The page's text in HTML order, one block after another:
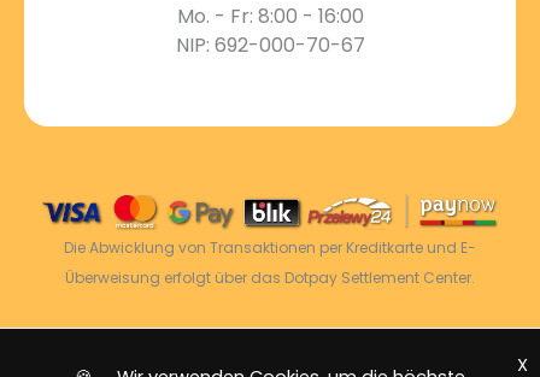
Mo. - Fr: 8:00 - 16:00
NIP: 692-000-70-67
Die Abwicklung von Transaktionen per Kreditkarte und E-
Überweisung erfolgt über das Dotpay Settlement Center.
2026 © Power Energy - Alle Rechte vorbehalten X